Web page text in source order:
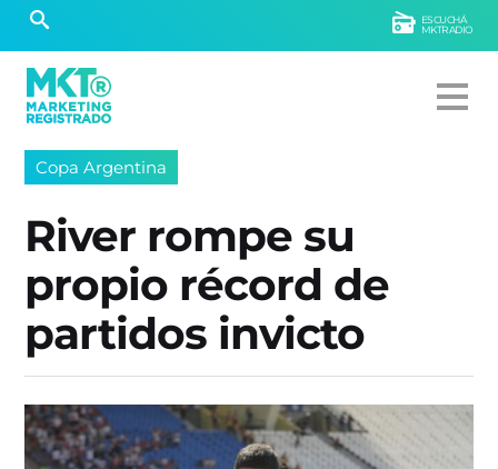
ESCUCHÁ
MKTRADIO
Copa Argentina
River rompe su
propio récord de
partidos invicto